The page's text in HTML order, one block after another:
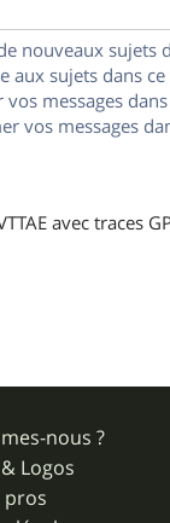
nouveaux sujets
aux sujets dans
messages
vos messages
avec traces
nous ?
Logos
pros